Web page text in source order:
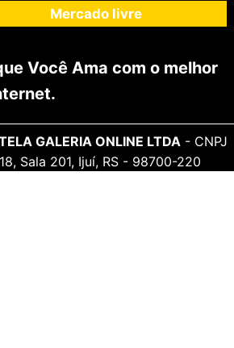
Mercado livre
Você Ama com o melhor
GALERIA ONLINE LTDA - CNPJ
Sala 201, Ijuí, RS - 98700-220